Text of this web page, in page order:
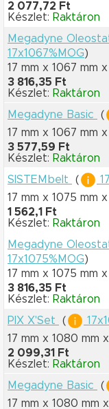
2 077,72 Ft
Készlet: Raktáron
Megadyne
17x1067%MOG)
17 mm x 1067 mm
3 816,35 Ft
Készlet: Raktáron
Megadyne Basic
(
17 mm x 1067 mm
3 577,59 Ft
Készlet: Raktáron
SISTEMbelt
(
17 mm x 1075 mm
1 562,1 Ft
Készlet: Raktáron
Megadyne
17x1075%MOG)
17 mm x 1075 mm
3 816,35 Ft
Készlet: Raktáron
PIX X'Set
(
17 mm x 1080 mm
2 099,31 Ft
Készlet: Raktáron
Megadyne Basic
(
17 mm x 1080 mm